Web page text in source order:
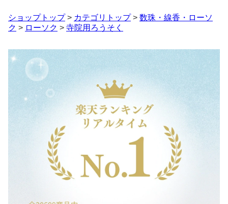
ショップトップ> カテゴリトップ> 数珠・線香・ローソ
ク > ローソク > 寺院用ろうそく